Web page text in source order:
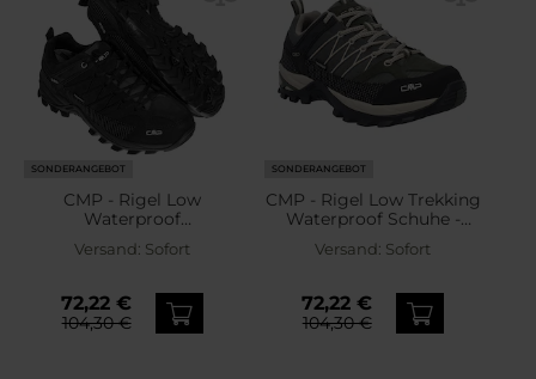
SONDERANGEBOT
CMP - Rigel Low
Waterproof
Trekkingschuhe - Black
Versand: Sofort
72,22 €
104,30 €
SONDERANGEBOT
CMP - Rigel Low Trekking
Waterproof Schuhe -
Pine/Corda
Versand: Sofort
72,22 €
104,30 €